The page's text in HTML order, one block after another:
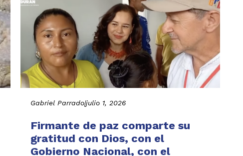
Gabriel Parrado|julio 1, 2026
Firmante de paz comparte su
gratitud con Dios, con el
Gobierno Nacional, con el